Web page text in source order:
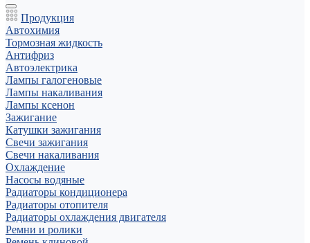
Продукция
Автохимия
Тормозная жидкость
Антифриз
Автоэлектрика
Лампы галогеновые
Лампы накаливания
Лампы ксенон
Зажигание
Катушки зажигания
Свечи зажигания
Свечи накаливания
Охлаждение
Насосы водяные
Радиаторы кондиционера
Радиаторы отопителя
Радиаторы охлаждения двигателя
Ремни и ролики